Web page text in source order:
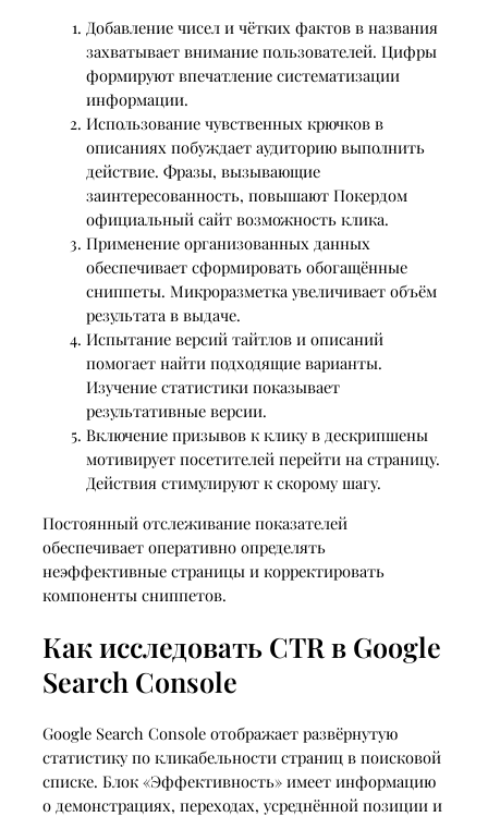
Добавление чисел и чётких фактов в названия
захватывает внимание пользователей. Цифры
формируют впечатление систематизации
информации.
Использование чувственных крючков в
описаниях побуждает аудиторию выполнить
действие. Фразы, вызывающие
заинтересованность, повышают Покердом
официальный сайт возможность клика.
Применение организованных данных
обеспечивает сформировать обогащённые
сниппеты. Микроразметка увеличивает объём
результата в выдаче.
Испытание версий тайтлов и описаний
помогает найти подходящие варианты.
Изучение статистики показывает
результативные версии.
Включение призывов к клику в дескрипшены
мотивирует посетителей перейти на страницу.
Действия стимулируют к скорому шагу.
Постоянный отслеживание показателей
обеспечивает оперативно определять
неэффективные страницы и корректировать
компоненты сниппетов.
Как исследовать CTR в Google
Search Console
Google Search Console отображает развёрнутую
статистику по кликабельности страниц в поисковой
списке. Блок «Эффективность» имеет информацию
о демонстрациях, переходах, усреднённой позиции и